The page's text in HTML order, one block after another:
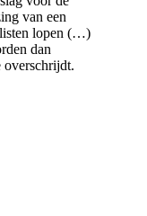
van een
lopen (…)
dan
overschrijdt.